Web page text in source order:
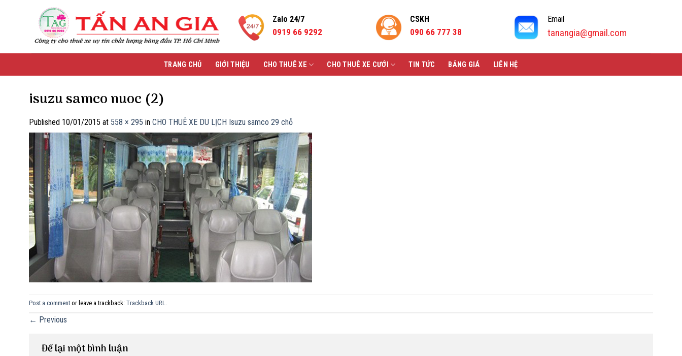
Zalo 24/7
0919 66 9292
CSKH
090 66 777 38
Email
tanangia@gmail.com
TRANG CHỦ GIỚI THIỆU CHO THUÊ XE CHO THUÊ XE CƯỚI TIN TỨC BẢNG GIÁ LIÊN HỆ
isuzu samco nuoc (2)
Published 10/01/2015 at 558 × 295 in CHO THUÊ XE DU LỊCH Isuzu samco 29 chỗ
Post a comment or leave a trackback: Trackback URL
← Previous
Để lại một bình luận